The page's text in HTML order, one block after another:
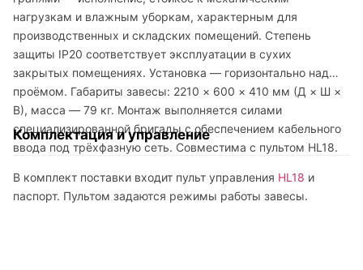
нагрузкам и влажным уборкам, характерным для
производственных и складских помещений. Степень
защиты IP20 соответствует эксплуатации в сухих
закрытых помещениях. Установка — горизонтально над
проёмом. Габариты завесы: 2210 × 600 × 410 мм (Д × Ш ×
В), масса — 79 кг. Монтаж выполняется силами
специализированной бригады с обеспечением кабельного
ввода под трёхфазную сеть. Совместима с пультом HL18.
Комплектация и управление
В комплект поставки входит пульт управления HL18 и
паспорт. Пультом задаются режимы работы завесы.